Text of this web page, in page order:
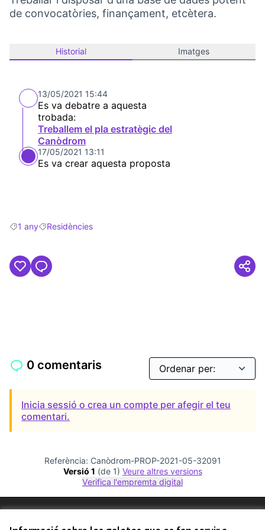
de convocatòries, finançament, etcètera.
Historial Imatges
13/05/2021 15:44
Es va debatre a aquesta
trobada:
Treballem el pla estratègic del
Canòdrom
17/05/2021 13:11
Es va crear aquesta proposta
Resultats en filtrar per: 1 any
1 anyResultats en filtrar per: Residències
Residències
0 comentaris
Inicia sessió o crea un compte per afegir el teu
comentari.
Referència: Canòdrom-PROP-2021-05-32091
Versió 1 (de 1)
veure altres versions
Verifica l'empremta digital
Configuració de les galetes